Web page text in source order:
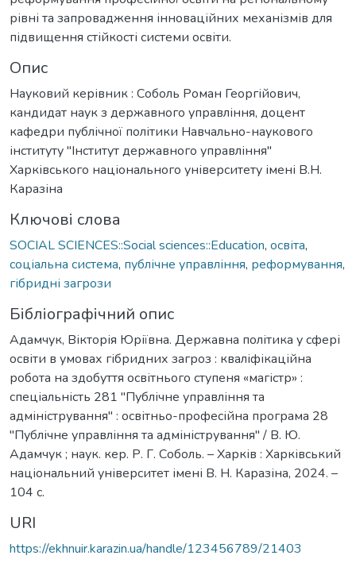
рівні та запровадження інноваційних механізмів для
підвищення стійкості системи освіти.
Опис
Науковий керівник : Соболь Роман Георгійович,
кандидат наук з державного управління, доцент
кафедри публічної політики Навчально-наукового
інституту "Інститут державного управління"
Харківського національного університету імені В.Н.
Каразіна
Ключові слова
SOCIAL SCIENCES::Social sciences::Education, освіта,
соціальна система, публічне управління, реформування,
гібридні загрози
Бібліографічний опис
Адамчук, Вікторія Юріївна. Державна політика у сфері
освіти в умовах гібридних загроз : кваліфікаційна
робота на здобуття освітнього ступеня «магістр» :
спеціальність 281 "Публічне управління та
адміністрування" : освітньо-професійна програма 28
"Публічне управління та адміністрування" / В. Ю.
Адамчук ; наук. кер. Р. Г. Соболь. – Харків : Харківський
національний університет імені В. Н. Каразіна, 2024. –
104 с.
URI
https://ekhnuir.karazin.ua/handle/123456789/21403